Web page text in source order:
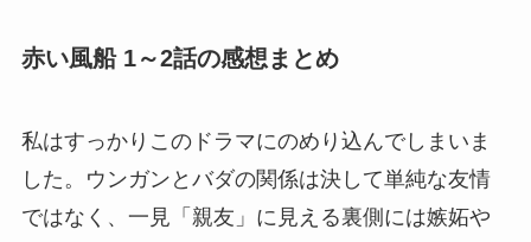
赤い風船 1～2話の感想まとめ
私はすっかりこのドラマにのめり込んでしまいま
した。ウンガンとバダの関係は決して単純な友情
ではなく、一見「親友」に見える裏側には嫉妬や